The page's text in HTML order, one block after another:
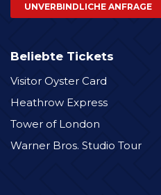
UNVERBINDLICHE ANFRAGE
Beliebte Tickets
Visitor Oyster Card
Heathrow Express
Tower of London
Warner Bros. Studio Tour